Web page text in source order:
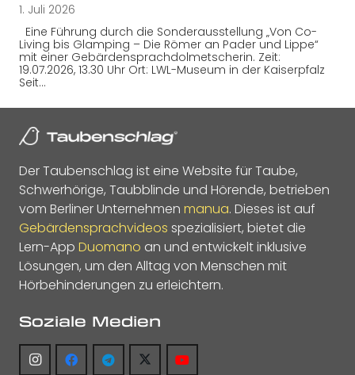
1. Juli 2026
Eine Führung durch die Sonderausstellung „Von Co-
Living bis Glamping – Die Römer an Pader und Lippe“
mit einer Gebärdensprachdolmetscherin. Zeit:
19.07.2026, 13.30 Uhr Ort: LWL-Museum in der Kaiserpfalz
Seit…
Der Taubenschlag ist eine Website für Taube,
Schwerhörige, Taubblinde und Hörende, betrieben
vom Berliner Unternehmen manua. Dieses ist auf
Gebärdensprachvideos spezialisiert, bietet die
Lern-App Duomano an und entwickelt inklusive
Lösungen, um den Alltag von Menschen mit
Hörbehinderungen zu erleichtern.
Soziale Medien